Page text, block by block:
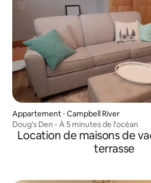
Appartement ⋅ Campbell River
Doug's Den - À 5 minutes de l'océan
Location de maisons de
terrasse